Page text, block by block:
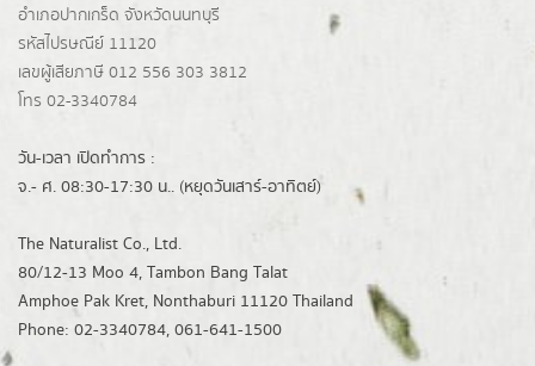
อำเภอปากเกร็ด จังหวัดนนทบุรี
รหัสไปรษณีย์ 11120
เลขผู้เสียภาษี 012 556 303 3812
โทร 02-3340784
วัน-เวลา เปิดทำการ :
จ.- ศ. 08:30-17:30 น.. (หยุดวันเสาร์-อาทิตย์)
The Naturalist Co., Ltd.
80/12-13 Moo 4, Tambon Bang Talat
Amphoe Pak Kret, Nonthaburi 11120 Thailand
Phone: 02-3340784, 061-641-1500